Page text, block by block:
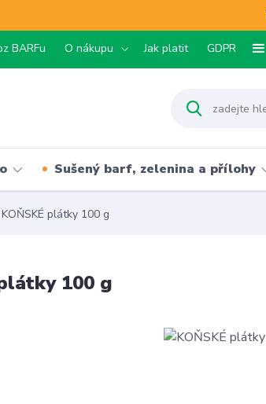
BARFu O nákupu Jak platit GDPR
Sušený barf, zelenina a přílohy
KOŇSKÉ plátky 100 g
100 g